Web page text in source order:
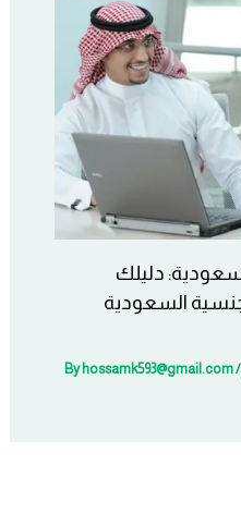
دليلك
السعودية
/ By
hossamk593@gmail.com